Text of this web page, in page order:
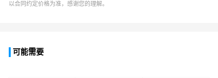
以合同约定价格为准，感谢您的理解。
可能需要